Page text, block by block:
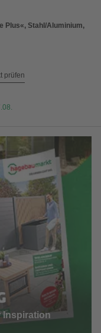
Plus«, Stahl/Aluminium,
prüfen
Inspiration